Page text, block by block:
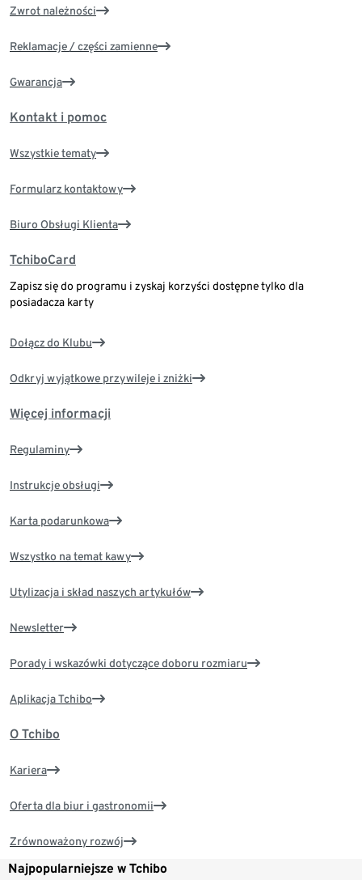
Zwrot należności
Reklamacje / części zamienne
Gwarancja
Kontakt i pomoc
Wszystkie tematy
Formularz kontaktowy
Biuro Obsługi Klienta
TchiboCard
Zapisz się do programu i zyskaj korzyści dostępne tylko dla
posiadacza karty
Dołącz do Klubu
Odkryj wyjątkowe przywileje i zniżki
Więcej informacji
Regulaminy
Instrukcje obsługi
Karta podarunkowa
Wszystko na temat kawy
Utylizacja i skład naszych artykułów
Newsletter
Porady i wskazówki dotyczące doboru rozmiaru
Aplikacja Tchibo
O Tchibo
Kariera
Oferta dla biur i gastronomii
Zrównoważony rozwój
Najpopularniejsze w Tchibo